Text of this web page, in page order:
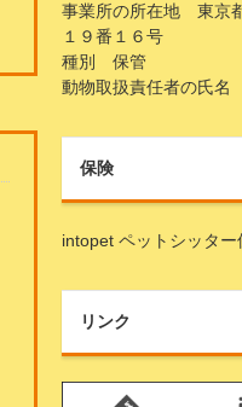
事業所の所在地 東京
１９番１６号
種別 保管
動物取扱責任者の氏
保険
intopet ペットシッター
リンク